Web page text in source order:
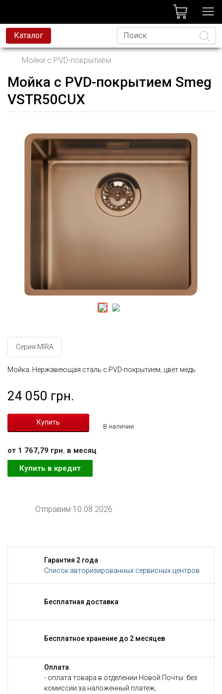
Каталог
Язык
Мойки с PVD-покрытием
Мойка с PVD-покрытием Smeg
VSTR50CUX
Серия MIRA
Мойка. Нержавеющая сталь с PVD-покрытием, цвет медь
24 050 грн.
В наличии
от 1 767,79 грн. в месяц
Купить в кредит
Отправим 10.08.2026
Гарантия 2 года
Список авторизированных сервисных центров
Бесплатная доставка
Бесплатное хранение до 2 месяцев
Оплата
- оплата товара в отделении Новой Почты: без
комиссии за наложенный платеж;